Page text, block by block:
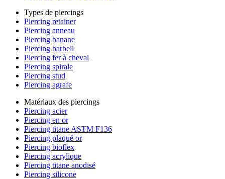
Types de piercings
Piercing retainer
Piercing anneau
Piercing banane
Piercing barbell
Piercing fer à cheval
Piercing spirale
Piercing stud
Piercing agrafe
Matériaux des piercings
Piercing acier
Piercing en or
Piercing titane ASTM F136
Piercing plaqué or
Piercing bioflex
Piercing acrylique
Piercing titane anodisé
Piercing silicone